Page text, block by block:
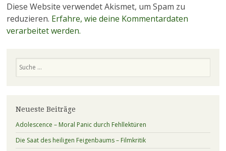
Diese Website verwendet Akismet, um Spam zu
reduzieren. Erfahre, wie deine Kommentardaten
verarbeitet werden.
Neueste Beiträge
Adolescence – Moral Panic durch Fehllektüren
Die Saat des heiligen Feigenbaums – Filmkritik